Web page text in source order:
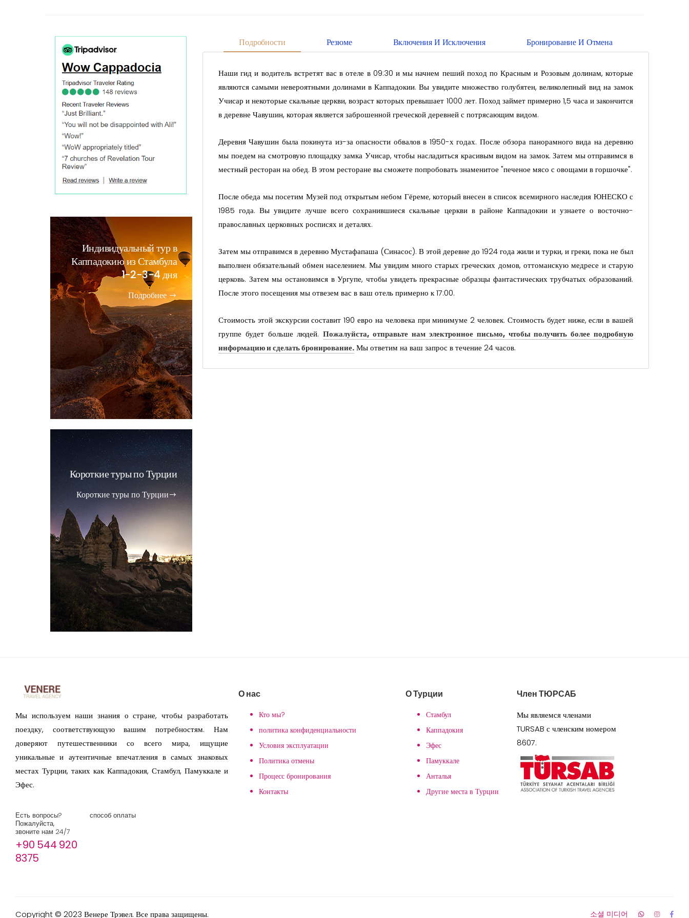
Подробности Резюме Включения И Исключения Бронирование И Отмена
Наши гид и водитель встретят вас в отеле в 09:30 и мы начнем пеший поход по Красным и Розовым долинам, которые
являются самыми невероятными долинами в Каппадокии. Вы увидите множество голубятен, великолепный вид на замок
Учисар и некоторые скальные церкви, возраст которых превышает 1000 лет. Поход займет примерно 1,5 часа и закончится
в деревне Чавушин, которая является заброшенной греческой деревней с потрясающим видом.
Деревня Чавушин была покинута из-за опасности обвалов в 1950-х годах. После обзора панорамного вида на деревню
мы поедем на смотровую площадку замка Учисар, чтобы насладиться красивым видом на замок. Затем мы отправимся в
местный ресторан на обед. В этом ресторане вы сможете попробовать знаменитое "печеное мясо с овощами в горшочке".
После обеда мы посетим Музей под открытым небом Гёреме, который внесен в список всемирного наследия ЮНЕСКО с
1985 года. Вы увидите лучше всего сохранившиеся скальные церкви в районе Каппадокии и узнаете о восточно-
православных церковных росписях и деталях.
Затем мы отправимся в деревню Мустафапаша (Синасос). В этой деревне до 1924 года жили и турки, и греки, пока не был
выполнен обязательный обмен населением. Мы увидим много старых греческих домов, оттоманскую медресе и старую
церковь. Затем мы остановимся в Ургупе, чтобы увидеть прекрасные образцы фантастических трубчатых образований.
После этого посещения мы отвезем вас в ваш отель примерно к 17:00.
Стоимость этой экскурсии составит 190 евро на человека при минимуме 2 человек. Стоимость будет ниже, если в вашей
группе будет больше людей.Пожалуйста, отправьте нам электронное письмо, чтобы получить более подробную
информацию и сделать бронирование.Мы ответим на ваш запрос в течение 24 часов.
Индивидуальный тур в
Каппадокию из Стамбула
1-2-3-4 дня
Подробнее
Короткие туры по Турции
Короткие туры по Турции
Мы используем наши знания о стране, чтобы разработать
поездку, соответствующую вашим потребностям. Нам
доверяют путешественники со всего мира, ищущие
уникальные и аутентичные впечатления в самых знаковых
местах Турции, таких как Каппадокия, Стамбул, Памуккале и
Эфес.
Есть вопросы?
Пожалуйста,
звоните нам 24/7
+90 544 920
8375
способ оплаты
О нас
Кто мы?
политика конфиденциальности
Условия эксплуатации
Политика отмены
Процесс бронирования
Контакты
О Турции
Стамбул
Каппадокия
Эфес
Памуккале
Анталья
Другие места в Турции
Член ТЮРСАБ
Мы являемся членами
TURSAB с членским номером
8607.
Copyright © 2023 Венере Трэвел. Все права защищены. 소셜 미디어